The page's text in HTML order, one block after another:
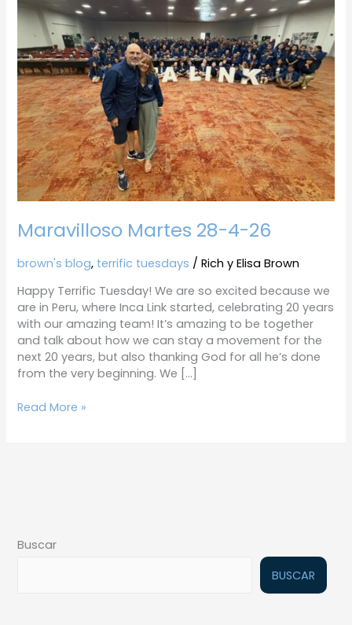
Maravilloso Martes 28-4-26
brown's blog, terrific tuesdays /Rich y Elisa Brown
Happy Terrific Tuesday! We are so excited because we
are in Peru, where Inca Link started, celebrating 20 years
with our amazing team! It’s amazing to be together
and talk about how we can stay a movement for the
next 20 years, but also thanking God for all he’s done
from the very beginning. We […]
28-
4-
Read More »
Buscar
BUSCAR